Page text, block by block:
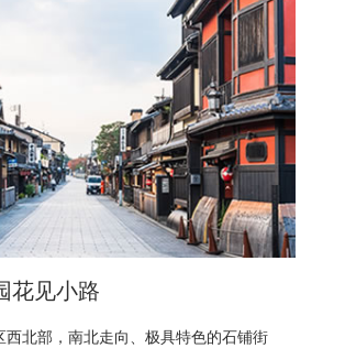
花见小路
西北部，南北走向、极具特色的石铺街